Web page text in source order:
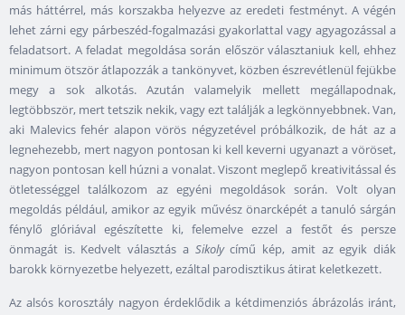
más háttérrel, más korszakba helyezve az eredeti festményt. A végén
lehet zárni egy párbeszéd-fogalmazási gyakorlattal vagy agyagozással a
feladatsort. A feladat megoldása során először választaniuk kell, ehhez
minimum ötször átlapozzák a tankönyvet, közben észrevétlenül fejükbe
megy a sok alkotás. Azután valamelyik mellett megállapodnak,
legtöbbször, mert tetszik nekik, vagy ezt találják a legkönnyebbnek. Van,
aki Malevics fehér alapon vörös négyzetével próbálkozik, de hát az a
legnehezebb, mert nagyon pontosan ki kell keverni ugyanazt a vöröset,
nagyon pontosan kell húzni a vonalat. Viszont meglepő kreativitással és
ötletességgel találkozom az egyéni megoldások során. Volt olyan
megoldás például, amikor az egyik művész önarcképét a tanuló sárgán
fénylő glóriával egészítette ki, felemelve ezzel a festőt és persze
önmagát is. Kedvelt választás a Sikolycímű kép, amit az egyik diák
barokk környezetbe helyezett, ezáltal parodisztikus átirat keletkezett.
Az alsós korosztály nagyon érdeklődik a kétdimenziós ábrázolás iránt,